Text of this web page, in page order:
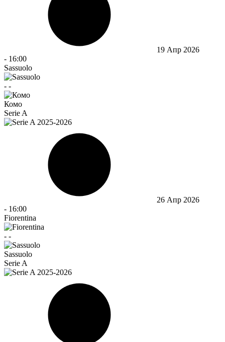
19 Апр 2026
- 16:00
Sassuolo
- -
Комо
Serie A
26 Апр 2026
- 16:00
Fiorentina
- -
Sassuolo
Serie A